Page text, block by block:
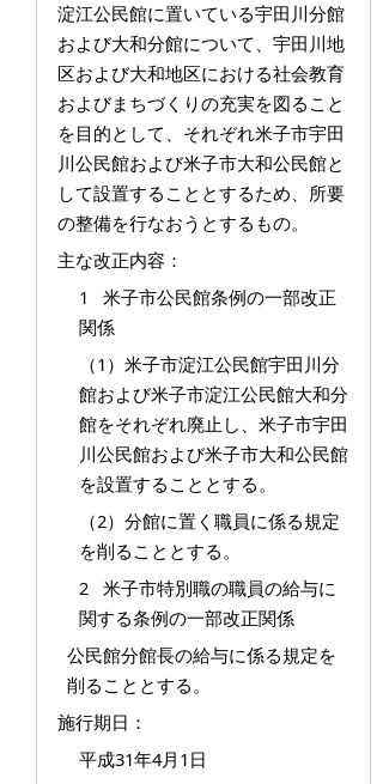
淀江公民館に置いている宇田川分館
および大和分館について、宇田川地
区および大和地区における社会教育
およびまちづくりの充実を図ること
を目的として、それぞれ米子市宇田
川公民館および米子市大和公民館と
して設置することとするため、所要
の整備を行なおうとするもの。
主な改正内容：
1 米子市公民館条例の一部改正
関係
（1）米子市淀江公民館宇田川分
館および米子市淀江公民館大和分
館をそれぞれ廃止し、米子市宇田
川公民館および米子市大和公民館
を設置することとする。
（2）分館に置く職員に係る規定
を削ることとする。
2 米子市特別職の職員の給与に
関する条例の一部改正関係
公民館分館長の給与に係る規定を
削ることとする。
施行期日：
平成31年4月1日